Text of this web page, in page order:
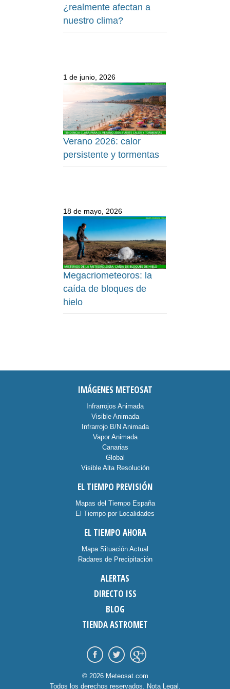
¿realmente afectan a
nuestro clima?
1 de junio, 2026
Verano 2026: calor
persistente y tormentas
18 de mayo, 2026
Megacriometeoros: la
caída de bloques de
hielo
IMÁGENES METEOSAT
Infrarrojos Animada
Visible Animada
Infrarrojo B/N Animada
Vapor Animada
Canarias
Global
Visible Alta Resolución
EL TIEMPO PREVISIÓN
Mapas del Tiempo España
El Tiempo por Localidades
EL TIEMPO AHORA
Mapa Situación Actual
Radares de Precipitación
ALERTAS
DIRECTO ISS
BLOG
TIENDA ASTROMET
© 2026 Meteosat.com
Todos los derechos reservados. Nota Legal .